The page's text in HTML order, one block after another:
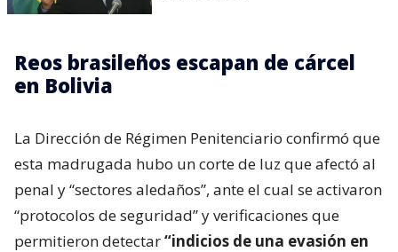
Reos brasileños escapan de cárcel
en Bolivia
La Dirección de Régimen Penitenciario confirmó que
esta madrugada hubo un corte de luz que afectó al
penal y “sectores aledaños”, ante el cual se activaron
“protocolos de seguridad” y verificaciones que
permitieron detectar“indicios de una evasión en